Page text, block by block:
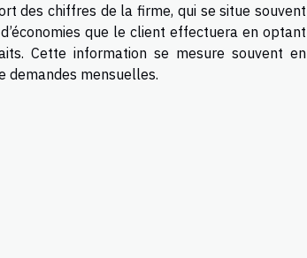
des chiffres de la firme, qui se situe souvent
que le client effectuera en optant
Cette information se mesure souvent en
demandes mensuelles.